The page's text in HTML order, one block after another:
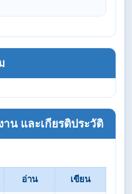
น และเกียรติประวัติ
อ่าน เขียน